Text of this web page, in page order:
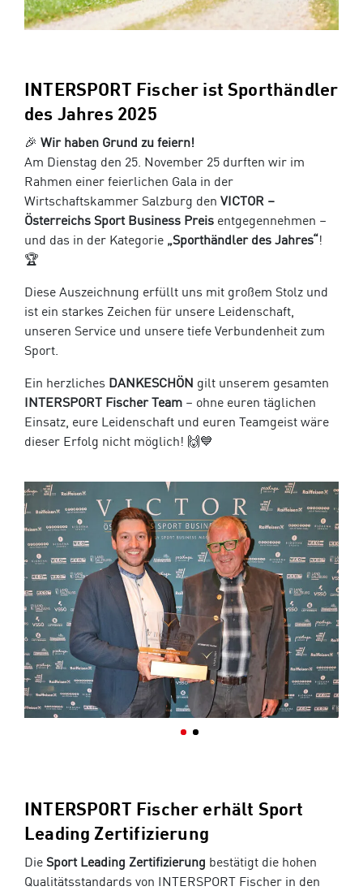
INTERSPORT Fischer ist Sporthändler
des Jahres 2025
🎉 Wir haben Grund zu feiern!
Am Dienstag den 25. November 25 durften wir im
Rahmen einer feierlichen Gala in der
Wirtschaftskammer Salzburg den VICTOR –
Österreichs Sport Business Preis entgegennehmen –
und das in der Kategorie „Sporthändler des Jahres“ !
🏆
Diese Auszeichnung erfüllt uns mit großem Stolz und
ist ein starkes Zeichen für unsere Leidenschaft,
unseren Service und unsere tiefe Verbundenheit zum
Sport.
Ein herzliches DANKESCHÖN gilt unserem gesamten
INTERSPORT Fischer Team – ohne euren täglichen
Einsatz, eure Leidenschaft und euren Teamgeist wäre
dieser Erfolg nicht möglich! 🙌💙
INTERSPORT Fischer erhält Sport
Leading Zertifizierung
Die Sport Leading Zertifizierung bestätigt die hohen
Qualitätsstandards von INTERSPORT Fischer in den